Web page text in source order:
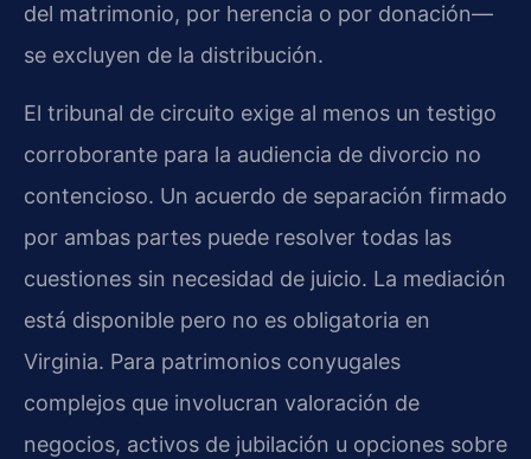
del matrimonio, por herencia o por donación—
se excluyen de la distribución.
El tribunal de circuito exige al menos un testigo
corroborante para la audiencia de divorcio no
contencioso. Un acuerdo de separación firmado
por ambas partes puede resolver todas las
cuestiones sin necesidad de juicio. La mediación
está disponible pero no es obligatoria en
Virginia. Para patrimonios conyugales
complejos que involucran valoración de
negocios, activos de jubilación u opciones sobre